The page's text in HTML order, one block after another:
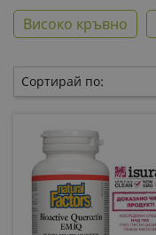
Високо кръвно
Сортирай по: